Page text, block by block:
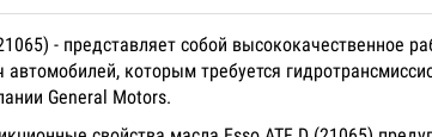
- представляет собой высококачественное
которым требуется
General Motors.